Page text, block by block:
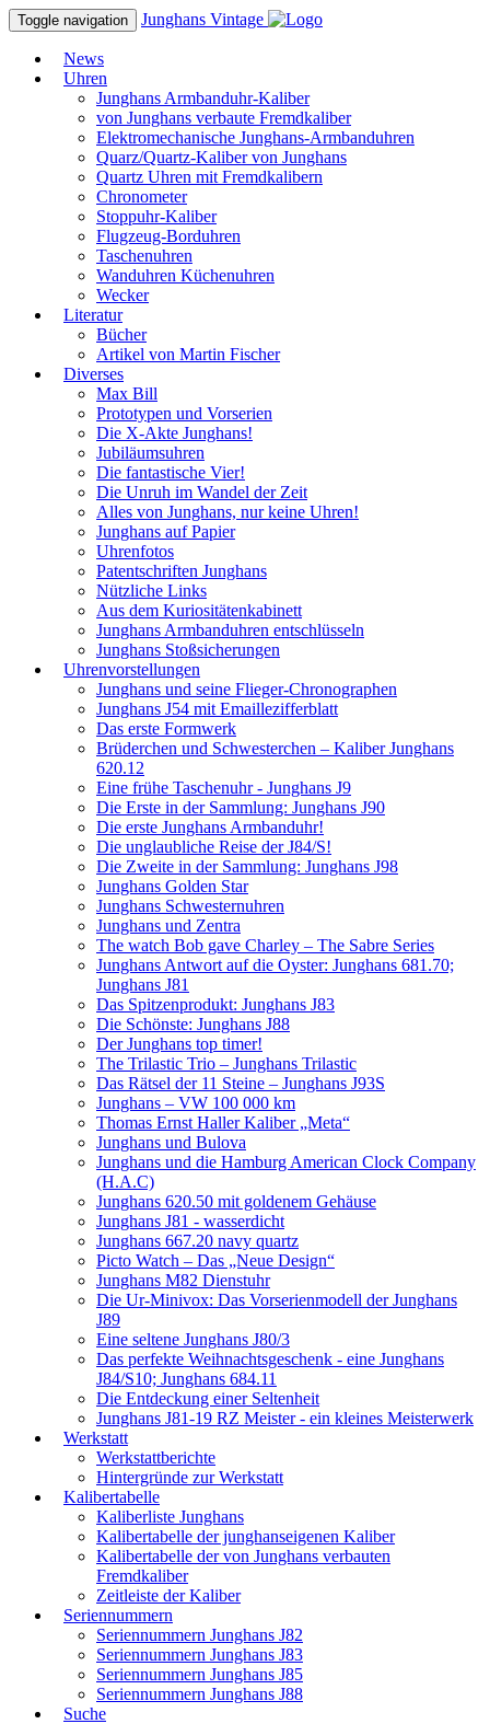
Toggle navigation Junghans Vintage
News
Uhren
Junghans Armbanduhr-Kaliber
von Junghans verbaute Fremdkaliber
Elektromechanische Junghans-Armbanduhren
Quarz/Quartz-Kaliber von Junghans
Quartz Uhren mit Fremdkalibern
Chronometer
Stoppuhr-Kaliber
Flugzeug-Borduhren
Taschenuhren
Wanduhren Küchenuhren
Wecker
Literatur
Bücher
Artikel von Martin Fischer
Diverses
Max Bill
Prototypen und Vorserien
Die X-Akte Junghans!
Jubiläumsuhren
Die fantastische Vier!
Die Unruh im Wandel der Zeit
Alles von Junghans, nur keine Uhren!
Junghans auf Papier
Uhrenfotos
Patentschriften Junghans
Nützliche Links
Aus dem Kuriositätenkabinett
Junghans Armbanduhren entschlüsseln
Junghans Stoßsicherungen
Uhrenvorstellungen
Junghans und seine Flieger-Chronographen
Junghans J54 mit Emaillezifferblatt
Das erste Formwerk
Brüderchen und Schwesterchen – Kaliber Junghans
620.12
Eine frühe Taschenuhr - Junghans J9
Die Erste in der Sammlung: Junghans J90
Die erste Junghans Armbanduhr!
Die unglaubliche Reise der J84/S!
Die Zweite in der Sammlung: Junghans J98
Junghans Golden Star
Junghans Schwesternuhren
Junghans und Zentra
The watch Bob gave Charley – The Sabre Series
Junghans Antwort auf die Oyster: Junghans 681.70;
Junghans J81
Das Spitzenprodukt: Junghans J83
Die Schönste: Junghans J88
Der Junghans top timer!
The Trilastic Trio – Junghans Trilastic
Das Rätsel der 11 Steine – Junghans J93S
Junghans – VW 100 000 km
Thomas Ernst Haller Kaliber „Meta“
Junghans und Bulova
Junghans und die Hamburg American Clock Company
(H.A.C)
Junghans 620.50 mit goldenem Gehäuse
Junghans J81 - wasserdicht
Junghans 667.20 navy quartz
Picto Watch – Das „Neue Design“
Junghans M82 Dienstuhr
Die Ur-Minivox: Das Vorserienmodell der Junghans
J89
Eine seltene Junghans J80/3
Das perfekte Weihnachtsgeschenk - eine Junghans
J84/S10; Junghans 684.11
Die Entdeckung einer Seltenheit
Junghans J81-19 RZ Meister - ein kleines Meisterwerk
Werkstatt
Werkstattberichte
Hintergründe zur Werkstatt
Kalibertabelle
Kaliberliste Junghans
Kalibertabelle der junghanseigenen Kaliber
Kalibertabelle der von Junghans verbauten
Fremdkaliber
Zeitleiste der Kaliber
Seriennummern
Seriennummern Junghans J82
Seriennummern Junghans J83
Seriennummern Junghans J85
Seriennummern Junghans J88
Suche